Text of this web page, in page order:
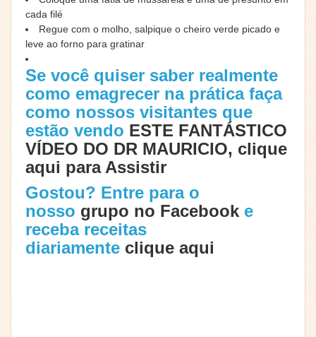
cada filé
Regue com o molho, salpique o cheiro verde picado e
leve ao forno para gratinar
Se você quiser saber realmente
como emagrecer na prática faça
como nossos visitantes que
estão vendo ESTE FANTÁSTICO
VÍDEO DO DR MAURICIO, clique
aqui para Assistir
Gostou? Entre para o
nosso grupo no Facebook e
receba receitas
diariamente clique aqui